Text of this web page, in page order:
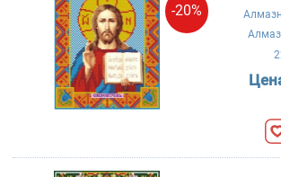
-20%